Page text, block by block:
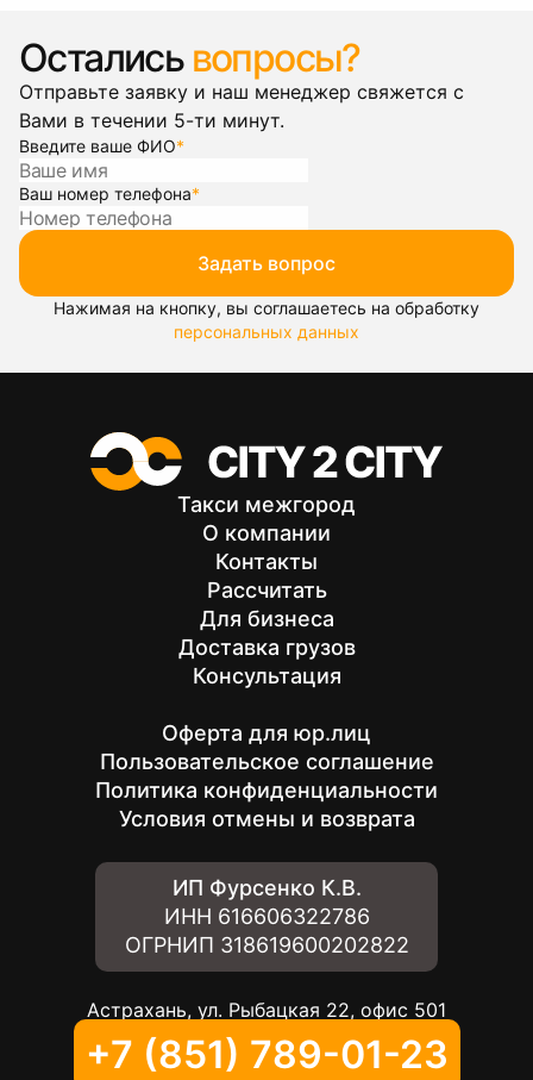
Остались вопросы?
Отправьте заявку и наш менеджер свяжется с
Вами в течении 5-ти минут.
Введите ваше ФИО*
Ваш номер телефона*
Задать вопрос
Нажимая на кнопку, вы соглашаетесь на обработку
персональных данных
Такси межгород
О компании
Контакты
Рассчитать
Для бизнеса
Доставка грузов
Консультация
Оферта для юр.лиц
Пользовательское соглашение
Политика конфиденциальности
Условия отмены и возврата
ИП Фурсенко К.В.
ИНН 616606322786
ОГРНИП 318619600202822
Астрахань, ул. Рыбацкая 22, офис 501
+7 (851) 789-01-23